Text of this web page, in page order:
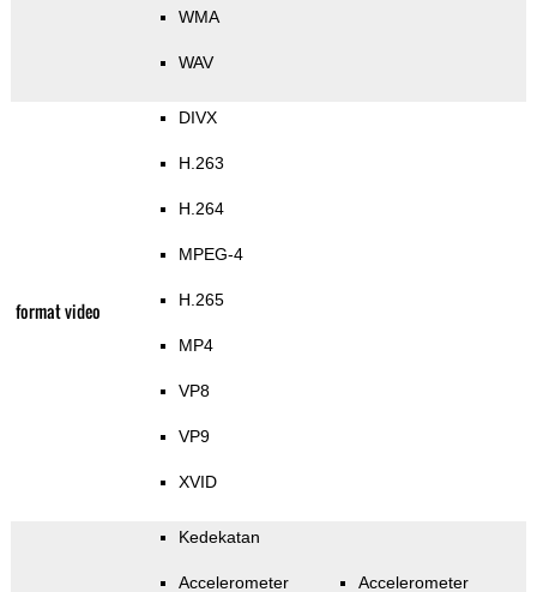
WMA
WAV
format video
DIVX
H.263
H.264
MPEG-4
H.265
MP4
VP8
VP9
XVID
Kedekatan
Accelerometer Accelerometer